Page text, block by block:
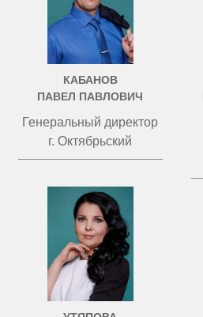
КАБАНОВ
ПАВЕЛ ПАВЛОВИЧ
Генеральный директор
г. Октябрьский